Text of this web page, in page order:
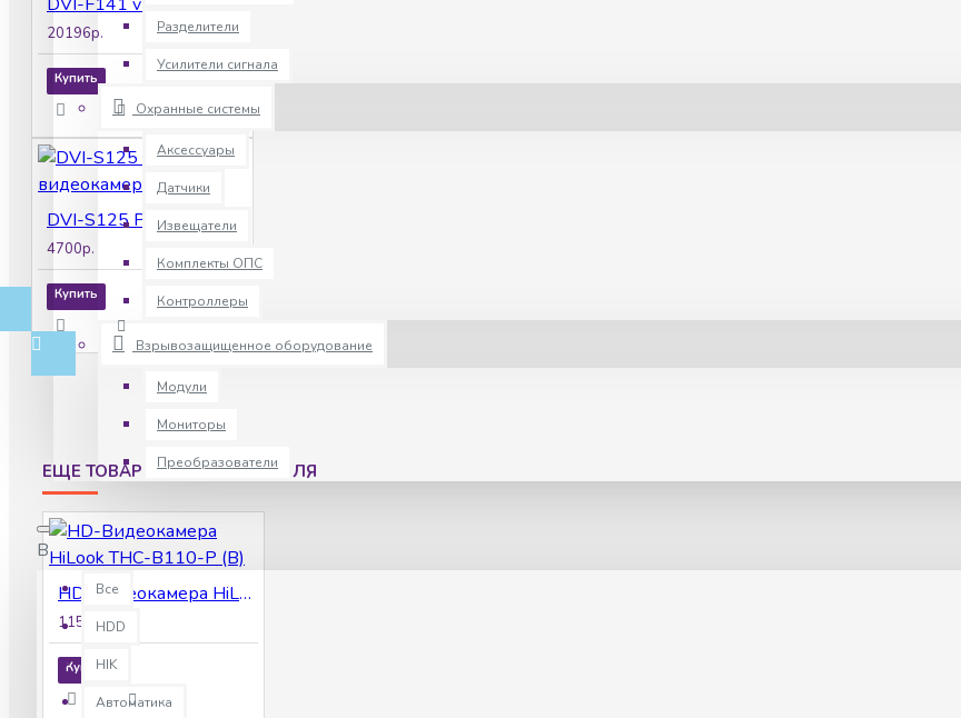
Разделители
Усилители сигнала
Охранные системы
Аксессуары
Датчики
Извещатели
Комплекты ОПС
Контроллеры
Взрывозащищенное оборудование
Модули
Мониторы
Преобразователи
Все
Все
HDD
HIK
Автоматика
20196р.
Купить
DVI-S125 POE LV v2.0 видеокамера IP
4700р.
Купить
ЕЩЕ ТОВАРЫ ПРОИЗВОДИТЕЛЯ
HD-Видеокамера HiLook THC-B110-P (B)
1150р.
Купить